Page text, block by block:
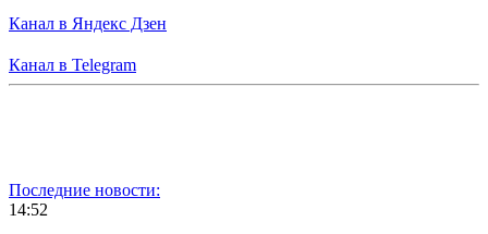
Канал в Яндекс Дзен
Канал в Telegram
Последние новости:
14:52